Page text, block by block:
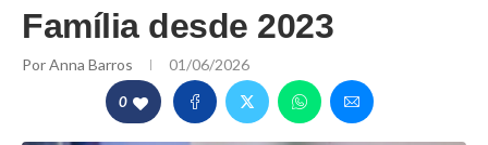
Família desde 2023
PorAnna Barros 01/06/2026
0